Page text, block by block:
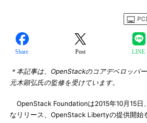
PC
Share Post LINE
＊本記事は、OpenStackのコアデベロッパ
元木顕弘氏の監修を受けています。
OpenStack Foundationは2015年10月15日
なリリース、OpenStack Libertyの提供開始